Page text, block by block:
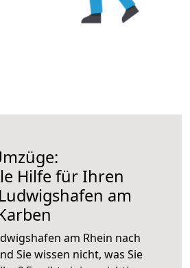
Hilfe für Ihren
am
am Rhein nach
Sie wissen nicht, was Sie